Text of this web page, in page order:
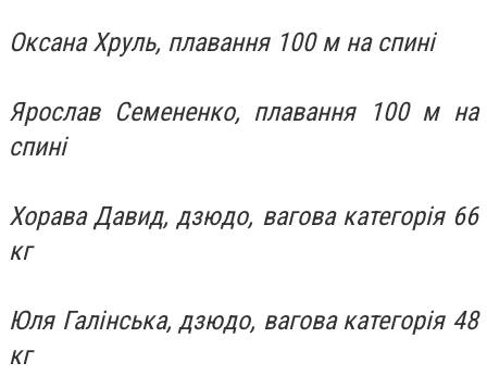
Оксана Хруль, плавання 100 м на спині
Ярослав Семененко, плавання 100 м на
спині
Хорава Давид, дзюдо, вагова категорія 66
кг
Юля Галінська, дзюдо, вагова категорія 48
кг